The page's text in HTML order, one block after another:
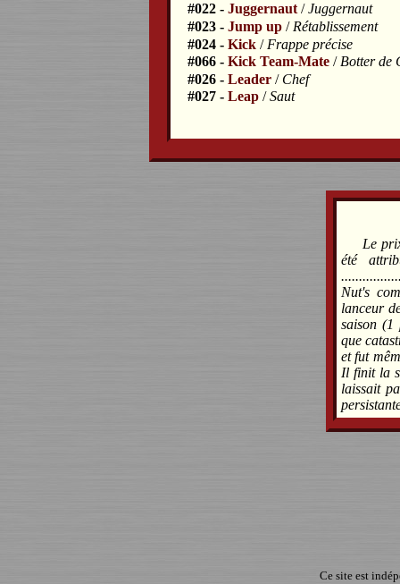
#022 - Juggernaut/Juggernaut
#023 - Jump up/ Rétablissement
#024 - Kick/ Frappe précise
#066 - Kick Team-Mate/ Botter de
#026 - Leader/ Chef
#027 - Leap/Saut
Le
été
Nut's
lanceur
saison (1
que
et fut
Il finit la
laissait
Ce site est